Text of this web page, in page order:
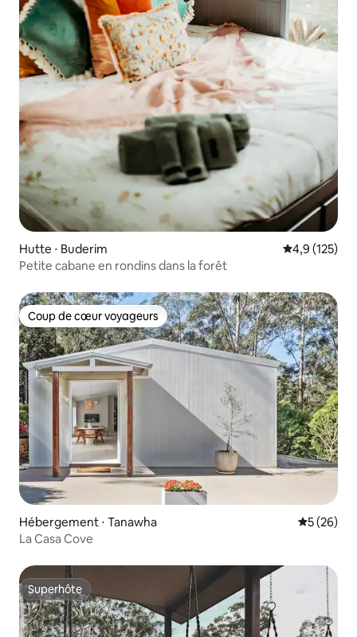
Hutte ⋅ Buderim Évaluation
4,9 (125)
Petite cabane en rondins dans la forêt
Coup de cœur voyageurs
Coup de cœur voyageurs
Hébergement ⋅ Tanawha
5 (26)
La Casa Cove
Superhôte
Superhôte